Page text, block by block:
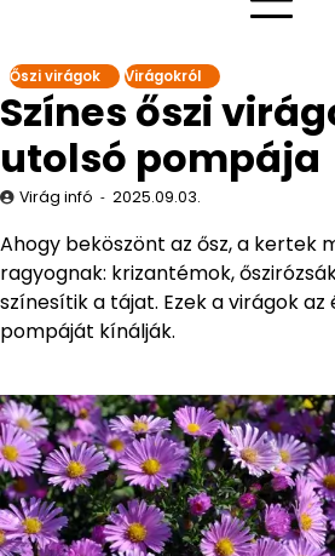
Őszi virágok Virágokról
Színes őszi
utolsó pompája
Virág infó 2025.09.03.
Ahogy beköszönt az ősz, a kertek
ragyognak: krizantémok,
színesítik a tájat. Ezek a virágok az
pompáját kínálják.